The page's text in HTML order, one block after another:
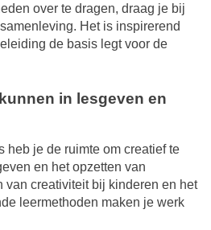
over te dragen, draag je bij
Het is inspirerend
de basis legt voor de
in lesgeven en
heb je de ruimte om creatief te
en het opzetten van
van creativiteit bij kinderen en het
leermethoden maken je werk